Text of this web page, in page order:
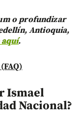
o profundizar
Antioquia,
.
Ismael
Nacional?